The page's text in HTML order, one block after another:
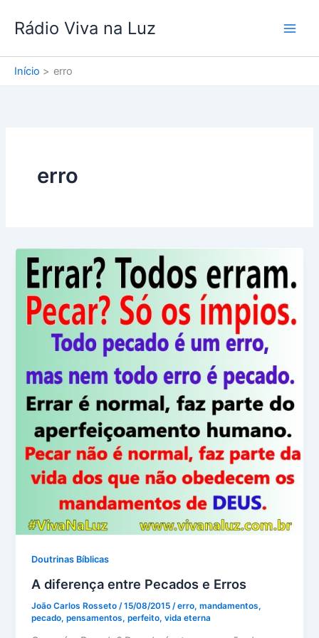
para
conteúdo
Rádio Viva na Luz
Início erro
erro
Doutrinas Bíblicas
A diferença entre Pecados e Erros
João Carlos Rosseto /15/08/2015 /erro,mandamentos,
pecado,pensamentos,perfeito,vida eterna